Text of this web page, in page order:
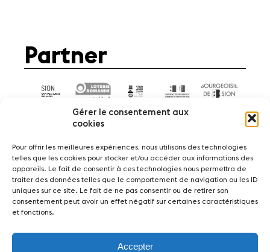
Gérer le consentement aux
cookies
Pour offrir les meilleures expériences, nous utilisons des technologies
telles que les cookies pour stocker et/ou accéder aux informations des
appareils. Le fait de consentir à ces technologies nous permettra de
traiter des données telles que le comportement de navigation ou les ID
uniques sur ce site. Le fait de ne pas consentir ou de retirer son
consentement peut avoir un effet négatif sur certaines caractéristiques
et fonctions.
Accepter
Partner
NewsKonzerteFreiwillige
Medien Über uns